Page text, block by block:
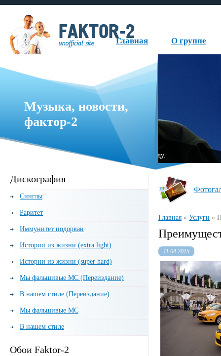
Главная О группе
Музыка, новости,
фактор-2
образованная в 1999 году. «Fаktor-2» —
Дискография
Синглы
Раритет
Иммунитет подорван
Истории из жизни (extra light)
Истории из жизни (super hard)
Мы фальшивые МС (Переиздание)
В нашем стиле (Переиздание)
Мы фальшивые МС
В нашем стиле
Обои Faktor-2
Главная » Услуги »
11.04.2015